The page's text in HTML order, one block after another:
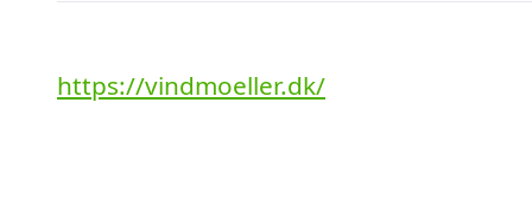
https://vindmoeller.dk/